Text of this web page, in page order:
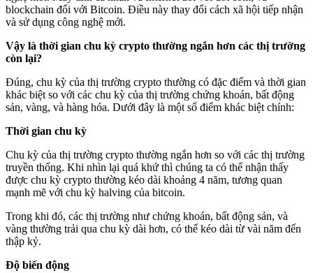
blockchain đối với Bitcoin. Điều này thay đổi cách xã hội tiếp nhận
và sử dụng công nghệ mới.
Vậy là thời gian chu kỳ crypto thường ngắn hơn các thị trường
còn lại?
Đúng, chu kỳ của thị trường crypto thường có đặc điểm và thời gian
khác biệt so với các chu kỳ của thị trường chứng khoán, bất động
sản, vàng, và hàng hóa. Dưới đây là một số điểm khác biệt chính:
Thời gian chu kỳ
Chu kỳ của thị trường crypto thường ngắn hơn so với các thị trường
truyền thống. Khi nhìn lại quá khứ thì chúng ta có thể nhận thấy
được chu kỳ crypto thường kéo dài khoảng 4 năm, tương quan
mạnh mẽ với chu kỳ halving của bitcoin.
Trong khi đó, các thị trường như chứng khoán, bất động sản, và
vàng thường trải qua chu kỳ dài hơn, có thể kéo dài từ vài năm đến
thập kỷ.
Độ biến động